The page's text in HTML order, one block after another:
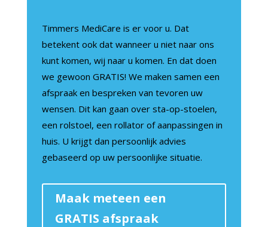
Timmers MediCare is er voor u. Dat
betekent ook dat wanneer u niet naar ons
kunt komen, wij naar u komen. En dat doen
we gewoon GRATIS! We maken samen een
afspraak en bespreken van tevoren uw
wensen. Dit kan gaan over sta-op-stoelen,
een rolstoel, een rollator of aanpassingen in
huis. U krijgt dan persoonlijk advies
gebaseerd op uw persoonlijke situatie.
Maak meteen een
GRATIS afspraak